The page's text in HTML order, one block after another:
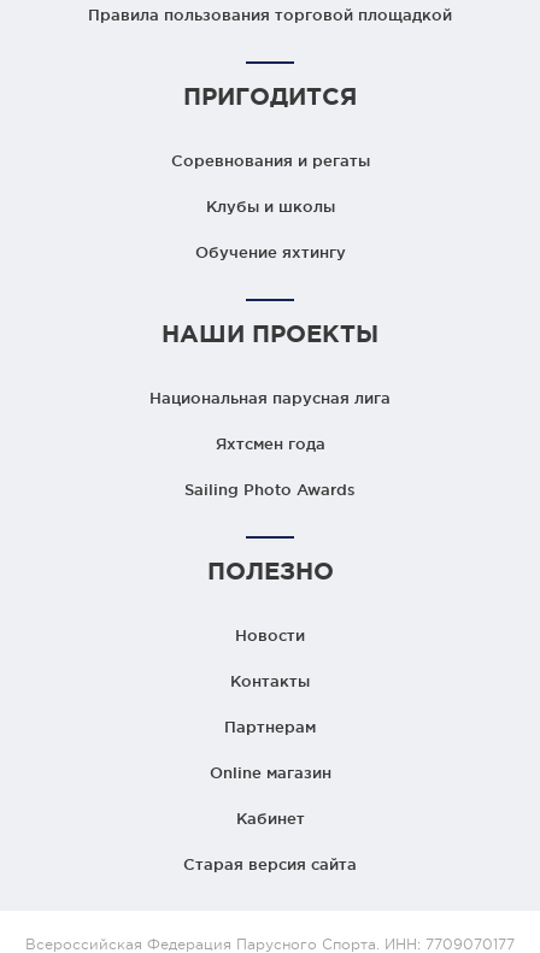
Правила пользования торговой площадкой
ПРИГОДИТСЯ
Соревнования и регаты
Клубы и школы
Обучение яхтингу
НАШИ ПРОЕКТЫ
Национальная парусная лига
Яхтсмен года
Sailing Photo Awards
ПОЛЕЗНО
Новости
Контакты
Партнерам
Online магазин
Кабинет
Старая версия сайта
Всероссийская Федерация Парусного Спорта. ИНН: 7709070177